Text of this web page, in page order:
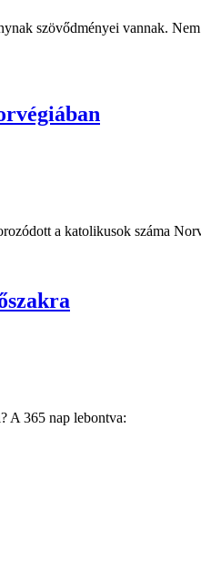
szövődményei vannak.
a katolikusok száma
A 365 nap lebontva: